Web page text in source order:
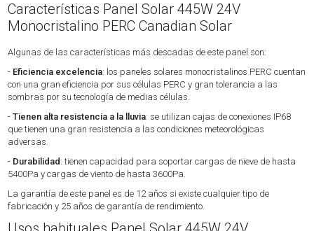
Características Panel Solar 445W 24V
Monocristalino PERC Canadian Solar
Algunas de las características más descadas de este panel son:
- Eficiencia excelencia: los paneles solares monocristalinos PERC cuentan
con una gran eficiencia por sus células PERC y gran tolerancia a las
sombras por su tecnología de medias células.
-Tienen alta resistencia a la lluvia: se utilizan cajas de conexiones IP68
que tienen una gran resistencia a las condiciones meteorológicas
adversas.
- Durabilidad : tienen capacidad para soportar cargas de nieve de hasta
5400Pa y cargas de viento de hasta 3600Pa.
La garantía de este panel es de 12 años si existe cualquier tipo de
fabricación y 25 años de garantía de rendimiento.